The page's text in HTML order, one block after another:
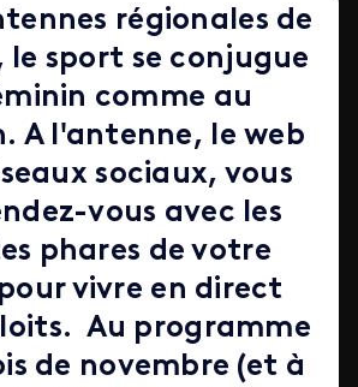
régionales de
le sport se conjugue
comme au
A l'antenne, le web
sociaux, vous
vous avec les
phares de votre
vivre en direct
Au programme
de novembre (et à